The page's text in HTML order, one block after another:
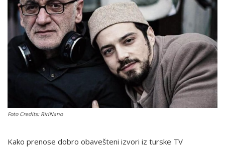
Register
English
Foto Credits: RiriNano
Kako prenose dobro obavešteni izvori iz turske TV